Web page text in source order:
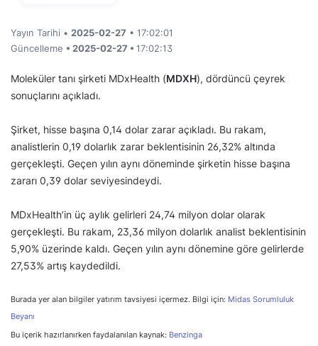
Yayın Tarihi • 2025-02-27 • 17:02:01
Güncelleme • 2025-02-27 • 17:02:13
Moleküler tanı şirketi MDxHealth (MDXH), dördüncü çeyrek
sonuçlarını açıkladı.
Şirket, hisse başına 0,14 dolar zarar açıkladı. Bu rakam,
analistlerin 0,19 dolarlık zarar beklentisinin 26,32% altında
gerçekleşti. Geçen yılın aynı döneminde şirketin hisse başına
zararı 0,39 dolar seviyesindeydi.
MDxHealth’in üç aylık gelirleri 24,74 milyon dolar olarak
gerçekleşti. Bu rakam, 23,36 milyon dolarlık analist beklentisinin
5,90% üzerinde kaldı. Geçen yılın aynı dönemine göre gelirlerde
27,53% artış kaydedildi.
Burada yer alan bilgiler yatırım tavsiyesi içermez. Bilgi için: Midas Sorumluluk
Beyanı
Bu içerik hazırlanırken faydalanılan kaynak: Benzinga